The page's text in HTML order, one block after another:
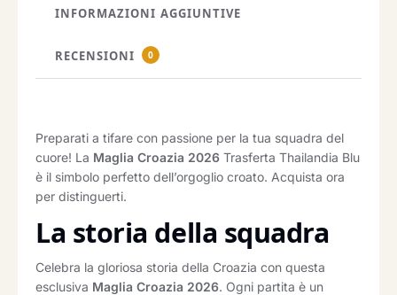
INFORMAZIONI AGGIUNTIVE
RECENSIONI 0
Preparati a tifare con passione per la tua squadra del
cuore! La Maglia Croazia 2026 Trasferta Thailandia Blu
è il simbolo perfetto dell’orgoglio croato. Acquista ora
per distinguerti.
La storia della squadra
Celebra la gloriosa storia della Croazia con questa
esclusiva Maglia Croazia 2026. Ogni partita è un